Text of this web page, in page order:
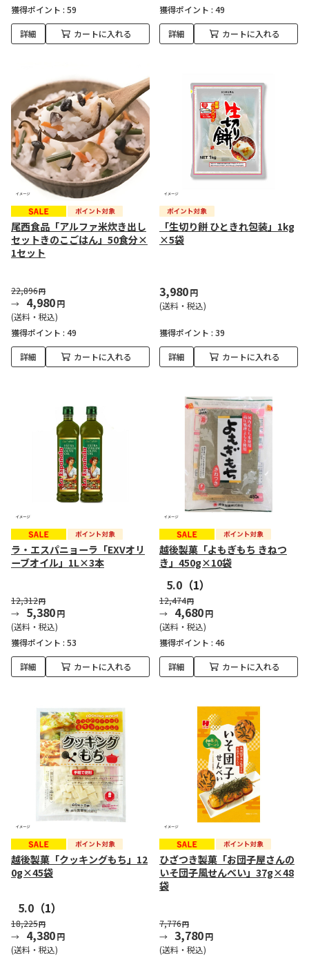
獲得ポイント : 59
詳細 カートに入れる
獲得ポイント : 49
詳細 カートに入れる
尾西食品「アルファ米炊き出し
セットきのこごはん」50食分×
1セット
22,896円
4,980円
(送料・税込)
獲得ポイント : 49
詳細 カートに入れる
「生切り餅 ひときれ包装」1kg
×5袋
3,980円
(送料・税込)
獲得ポイント : 39
詳細 カートに入れる
ラ・エスパニョーラ「EXVオリ
ーブオイル」1L×3本
12,312円
5,380円
(送料・税込)
獲得ポイント : 53
詳細 カートに入れる
越後製菓「よもぎもち きねつ
き」450g×10袋
5.0 （1）
12,474円
4,680円
(送料・税込)
獲得ポイント : 46
詳細 カートに入れる
越後製菓「クッキングもち」12
0g×45袋
5.0 （1）
18,225円
4,380円
(送料・税込)
ひざつき製菓「お団子屋さんの
いそ団子風せんべい」37g×48
袋
7,776円
3,780円
(送料・税込)